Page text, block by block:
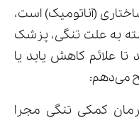
(آناتومیک) است،
به علت تنگی، پزشک
علائم کاهش یابد یا
می‌دهم:
کمکی تنگی مجرا